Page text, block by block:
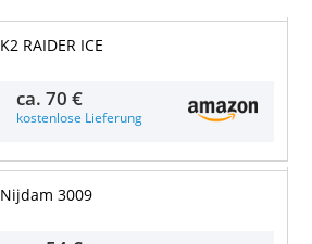
K2 RAIDER ICE
ca.70 €
kostenlose Lieferung
Nijdam 3009